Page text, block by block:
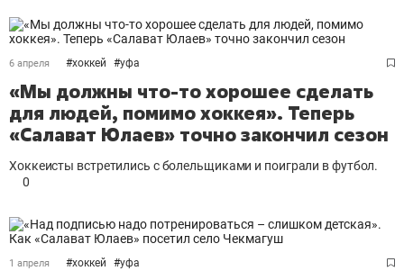
6 апреля #хоккей #уфа
«Мы должны что-то хорошее сделать
для людей, помимо хоккея». Теперь
«Салават Юлаев» точно закончил сезон
Хоккеисты встретились с болельщиками и поиграли в футбол.
0
1 апреля #хоккей #уфа